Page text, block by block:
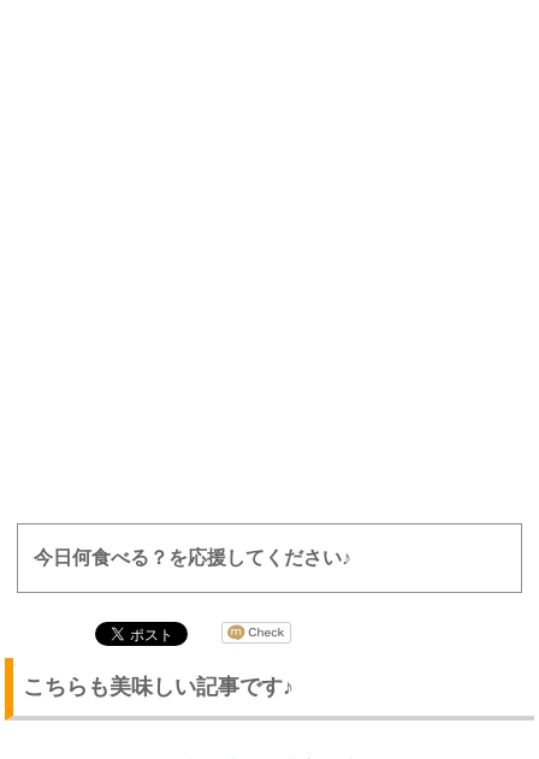
今日何食べる？を応援してください♪
こちらも美味しい記事です♪